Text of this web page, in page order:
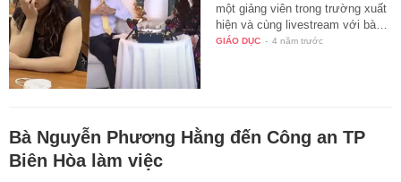
một giảng viên trong trường xuất
hiện và cùng livestream với bà…
GIÁO DỤC - 4 năm trước
Bà Nguyễn Phương Hằng đến Công an TP
Biên Hòa làm việc